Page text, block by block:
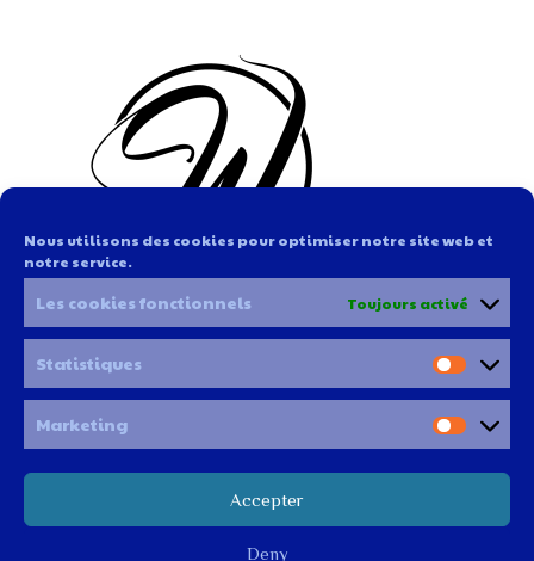
Nous utilisons des cookies pour optimiser notre site web et
notre service.
Les cookies fonctionnels Toujours activé
Statistiques
Marketing
Accepter
Deny
Clic ici pour t'inscrire à notre newsletter